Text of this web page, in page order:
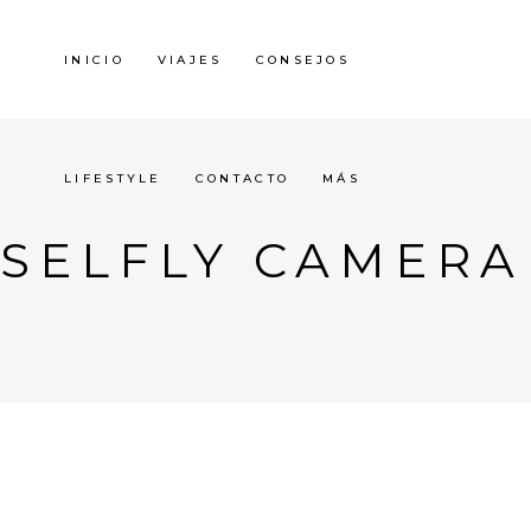
INICIO VIAJES CONSEJOS
LIFESTYLE CONTACTO MÁS
SELFLY CAMERA